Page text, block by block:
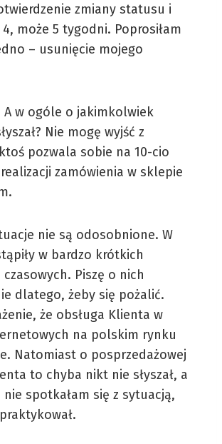
zmiany statusu i
może 5 tygodni. Poprosiłam
– usunięcie mojego
A w ogóle o jakimkolwiek
Nie mogę wyjść z
pozwala sobie na 10-cio
zamówienia w sklepie
nie są odosobnione. W
w bardzo krótkich
czasowych. Piszę o nich
dlatego, żeby się pożalić.
że obsługa Klienta w
na polskim rynku
Natomiast o posprzedażowej
to chyba nikt nie słyszał, a
spotkałam się z sytuacją,